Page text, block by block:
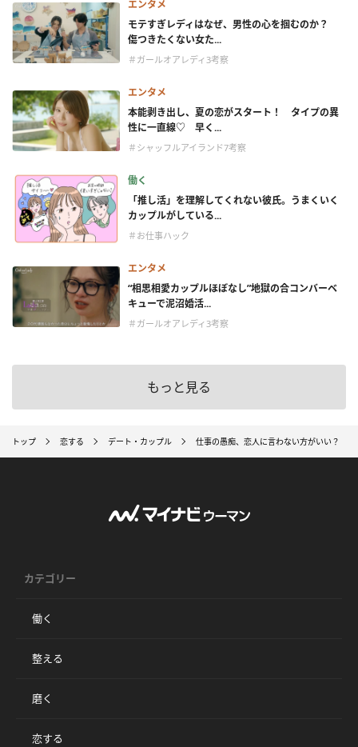
エンタメ
モテすぎレディはなぜ、男性の心を掴むのか？
傷つきたくない女た...
＃ガールオアレディ3考察
エンタメ
本能剥き出し、夏の恋がスタート！ タイプの異
性に一直線♡ 早く...
＃シャッフルアイランド7考察
働く
「推し活」を理解してくれない彼氏。うまくいく
カップルがしている...
＃お仕事ハック
エンタメ
“相思相愛カップルほぼなし”地獄の合コンバーベ
キューで泥沼婚活...
＃ガールオアレディ3考察
もっと見る
トップ 恋する デート・カップル 仕事の愚痴、恋人に言わない方がいい？ “
カテゴリー
働く
整える
磨く
恋する